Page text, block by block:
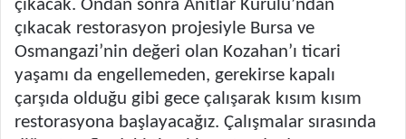
çıkacak. Ondan sonra Anıtlar Kurulu’ndan
çıkacak restorasyon projesiyle Bursa ve
Osmangazi’nin değeri olan Kozahan’ı ticari
yaşamı da engellemeden, gerekirse kapalı
çarşıda olduğu gibi gece çalışarak kısım kısım
restorasyona başlayacağız. Çalışmalar sırasında